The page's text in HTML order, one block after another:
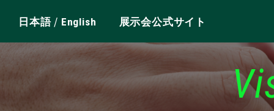
日本語/ English 展示会公式サイト